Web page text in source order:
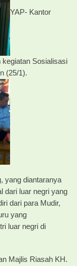
YAP- Kantor
kegiatan Sosialisasi
(25/1).
yang diantaranya
dari luar negri yang
dari para Mudir,
yang
luar negri di
Majlis Riasah KH.